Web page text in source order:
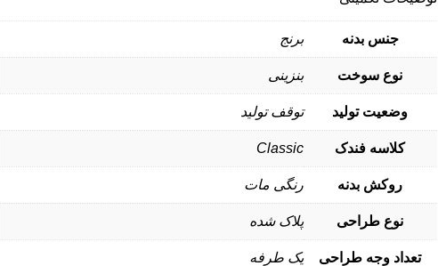
جنس بدنه برنج
نوع سوخت بنزینی
وضعیت تولید توقف تولید
کلاسه فندک Classic
روکش بدنه رنگی مات
نوع طراحی پلاک شده
تعداد وجه طراحی یک طرفه